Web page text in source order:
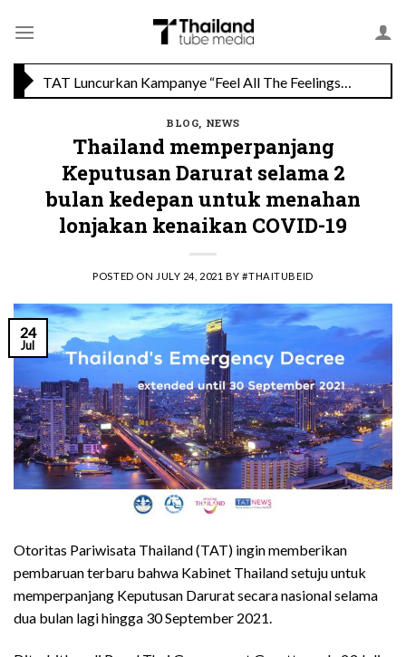
TAT Luncurkan Kampanye “Feel All The Feelings” dengan Lalisa LISA Manobal untuk Promosikan Pariwisata Berkualitas Thailand
BLOG, NEWS
Thailand memperpanjang
Keputusan Darurat selama 2
bulan kedepan untuk menahan
lonjakan kenaikan COVID-19
POSTED ON JULY 24, 2021 BY#THAITUBEID
24
Jul
Otoritas Pariwisata Thailand (TAT) ingin memberikan
pembaruan terbaru bahwa Kabinet Thailand setuju untuk
memperpanjang Keputusan Darurat secara nasional selama
dua bulan lagi hingga 30 September 2021.